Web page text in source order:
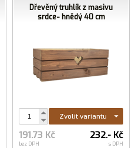
Dřevěný truhlík z masivu
srdce- hnědý 40 cm
Zvolit variantu
191.73 Kč
bez DPH
232.- Kč
s DPH